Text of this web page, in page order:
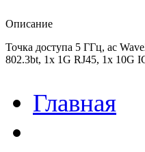
Описание
Точка доступа 5 ГГц, ac
802.3bt, 1х 1G RJ45, 1х 10G
Главная